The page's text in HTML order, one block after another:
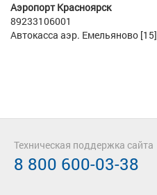
Аэропорт Красноярск
89233106001
Автокасса аэр. Емельяново [15]
Техническая поддержка сайта
8 800 600-03-38